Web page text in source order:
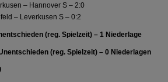
– Hannover S – 2:0
– Leverkusen S – 0:2
(reg. Spielzeit) – 1 Niederlage
(reg. Spielzeit) – 0 Niederlagen